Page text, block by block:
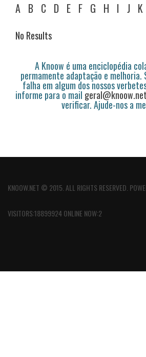
A B C D E F G H I J K
No Results
A Knoow é uma enciclopédia
permamente adaptação e
falha em algum dos nossos
informe para o mail geral@knoow.net
verificar. Ajude-nos a
KNOOW.NET © 2015. ALL RIGHTS RESERVED.
VISITORS:18899924 ONLINE NOW:2